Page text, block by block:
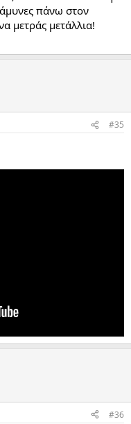
άμυνες πάνω στον
μετράς μετάλλια!
#35
#36